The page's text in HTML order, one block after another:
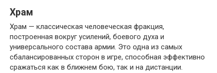
Храм
Храм — классическая человеческая фракция,
построенная вокруг усилений, боевого духа и
универсального состава армии. Это одна из самых
сбалансированных сторон в игре, способная эффективно
сражаться как в ближнем бою, так и на дистанции.